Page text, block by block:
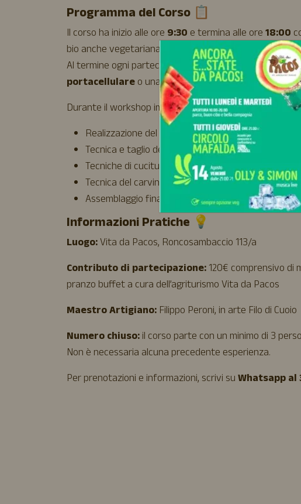
Programma del Corso 📋
Il corso ha inizio alle ore 9:30 e termina alle ore18:00
bio anche vegetariana, vegana e per intolleranze).
Al termine ogni partecipante porterà a casa il proprio
portacellulareo unascarsella
Durante il workshop imparerai:
Realizzazione del cartamodello per il manufatto
Tecnica e taglio del cuoio
Tecniche di cucitura
Tecnica del carving
Assemblaggio finale dei pezzi
Informazioni Pratiche 💡
Luogo:Vita da Pacos, Roncosambaccio 113/a
Contributo di partecipazione:120€ comprensivo
pranzo buffet a cura dell’agriturismo Vita da Pacos
Maestro Artigiano: Filippo Peroni, in arte Filo di Cuoio
Numero chiuso:il corso parte con un minimo di 3
Non è necessaria alcuna precedente esperienza.
Per prenotazioni e informazioni, scrivi suWhatsapp al